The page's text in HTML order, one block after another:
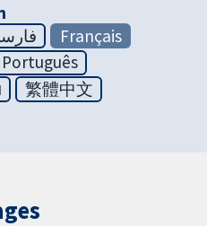
Français
Português
繁體中文